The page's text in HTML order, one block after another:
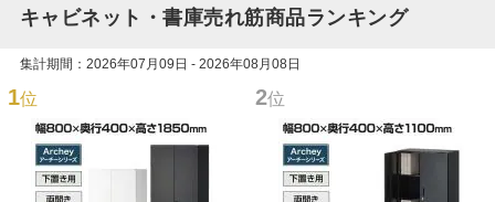
キャビネット・書庫売れ筋商品ランキング
集計期間：2026年07月09日 - 2026年08月08日
1位 2位